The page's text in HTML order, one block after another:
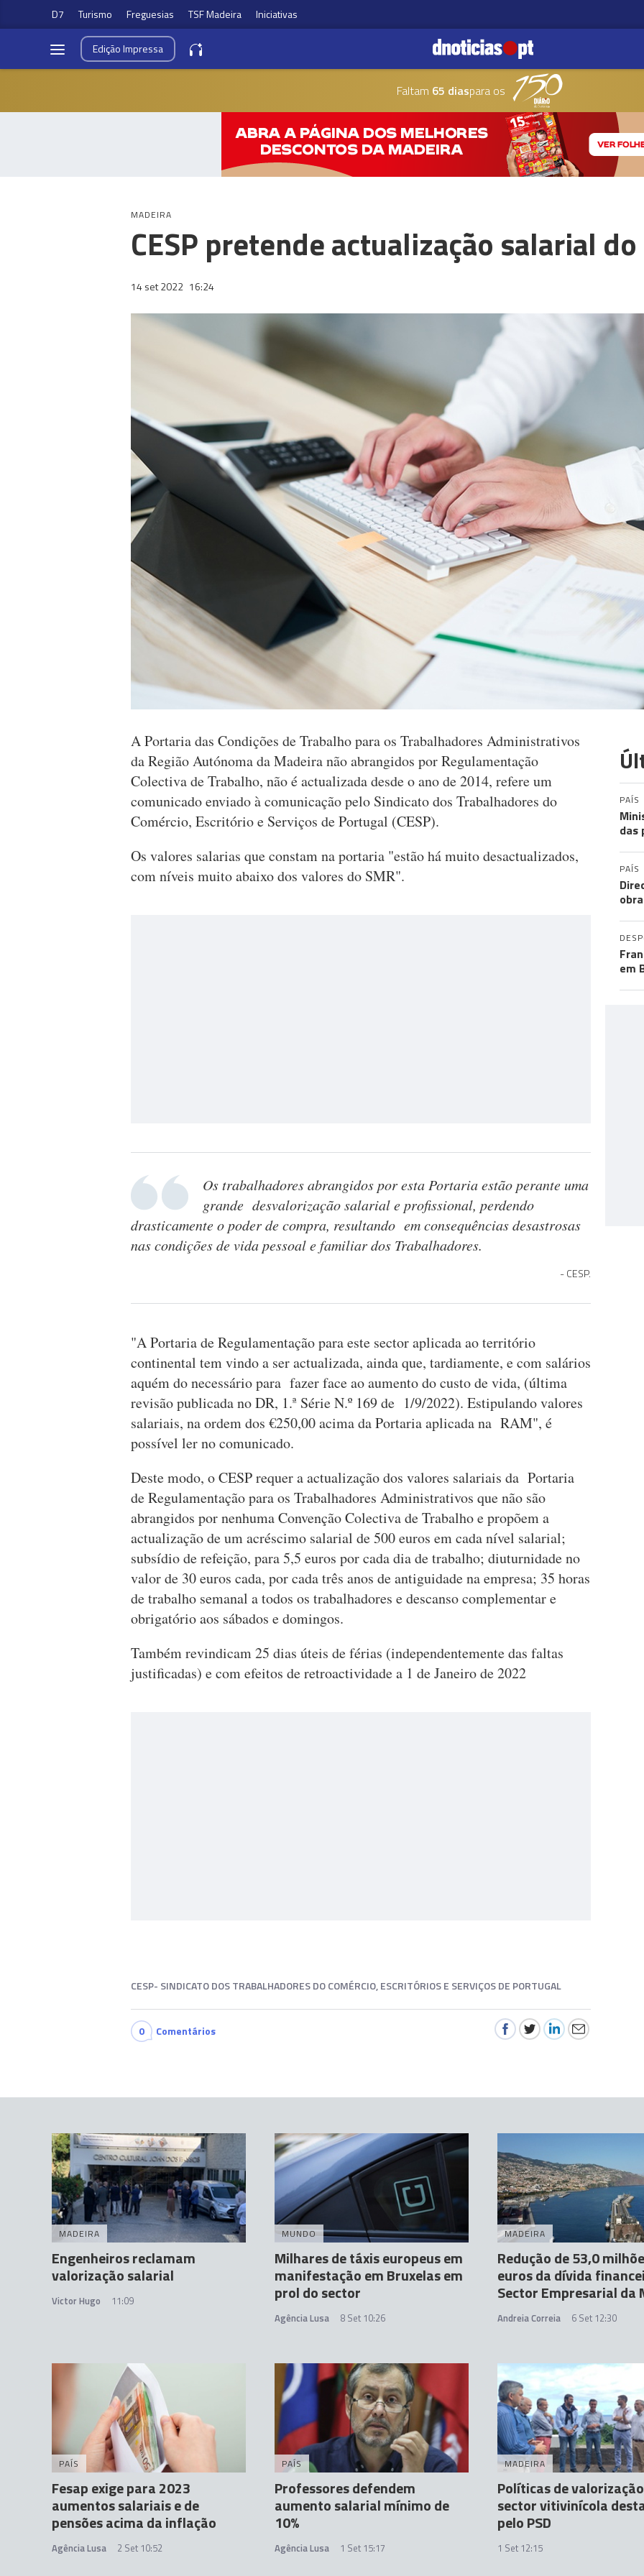
D7 Turismo Freguesias TSF Madeira Iniciativas
EdiçãoImpressa
Faltam 65 diaspara os
MADEIRA
CESP pretende actualização salarial
14 set 2022 16:24
A Portaria das Condições de Trabalho para os Trabalhadores Administrativos
da Região Autónoma da Madeira não abrangidos por Regulamentação
Colectiva de Trabalho, não é actualizada desde o ano de 2014, refere um
comunicado enviado à comunicação pelo Sindicato dos Trabalhadores do
Comércio, Escritório e Serviços de Portugal (CESP).
Os valores salarias que constam na portaria "estão há muito desactualizados,
com níveis muito abaixo dos valores do SMR".
Os trabalhadores abrangidos por esta Portaria estão perante uma
grande desvalorização salarial e profissional, perdendo
drasticamente o poder de compra, resultando em consequências desastrosas
nas condições de vida pessoal e familiar dos Trabalhadores.
CESP.
"A Portaria de Regulamentação para este sector aplicada ao território
continental tem vindo a ser actualizada, ainda que, tardiamente, e com salários
aquém do necessário para fazer face ao aumento do custo de vida, (última
revisão publicada no DR, 1.ª Série N.º 169 de 1/9/2022). Estipulando valores
salariais, na ordem dos €250,00 acima da Portaria aplicada na RAM", é
possível ler no comunicado.
Deste modo, o CESP requer a actualização dos valores salariais da Portaria
de Regulamentação para os Trabalhadores Administrativos que não são
abrangidos por nenhuma Convenção Colectiva de Trabalho e propõem a
actualização de um acréscimo salarial de 500 euros em cada nível salarial;
subsídio de refeição, para 5,5 euros por cada dia de trabalho; diuturnidade no
valor de 30 euros cada, por cada três anos de antiguidade na empresa; 35 horas
de trabalho semanal a todos os trabalhadores e descanso complementar e
obrigatório aos sábados e domingos.
Também revindicam 25 dias úteis de férias (independentemente das faltas
justificadas) e com efeitos de retroactividade a 1 de Janeiro de 2022
CESP- SINDICATO DOS TRABALHADORES DO COMÉRCIO, ESCRITÓRIOS E SERVIÇOS DE PORTUGAL
0 Comentários
PAÍS
das
PAÍS
em
MADEIRA
Engenheiros reclamam
valorização salarial
Victor Hugo 11:09
MUNDO
Milhares de táxis europeus em
manifestação em Bruxelas em
prol do sector
Agência Lusa 8 Set 10:26
MADEIRA
Redução de 53,0
euros da dívida
Sector Empresarial da
Andreia Correia 6 Set 12:30
PAÍS
Fesap exige para 2023
aumentos salariais e de
pensões acima da inflação
Agência Lusa 2 Set 10:52
PAÍS
Professores defendem
aumento salarial mínimo de
10%
Agência Lusa 1 Set 15:17
MADEIRA
Políticas de
sector vitivinícola
pelo PSD
1 Set 12:15